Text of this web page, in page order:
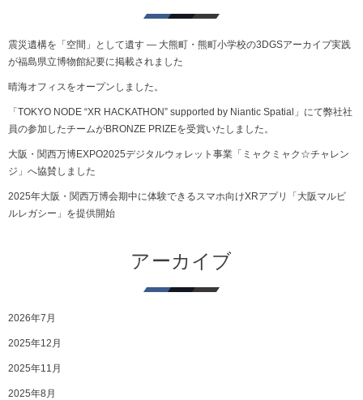
震災遺構を「空間」として遺す ― 大熊町・熊町小学校の3DGSアーカイブ実践
が福島県立博物館紀要に掲載されました
晴海オフィスをオープンしました。
「TOKYO NODE “XR HACKATHON” supported by Niantic Spatial」にて弊社社
員の参加したチームがBRONZE PRIZEを受賞いたしました。
大阪・関西万博EXPO2025デジタルウォレット事業「ミャクミャク☆チャレン
ジ」へ協賛しました
2025年大阪・関西万博会期中に体験できるスマホ向けXRアプリ「大阪マルビ
ルレガシー」を提供開始
アーカイブ
2026年7月
2025年12月
2025年11月
2025年8月